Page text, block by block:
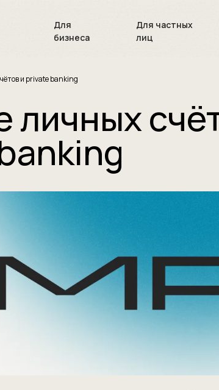
Для частных
лиц
Для
бизнеса
и private banking
личных